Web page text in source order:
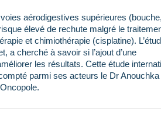
aérodigestives supérieures
élevé de rechute malgré le
et chimiothérapie (cisplatine).
a cherché à savoir si l’ajout d’une
les résultats. Cette étude
parmi ses acteurs le Dr Anouchka